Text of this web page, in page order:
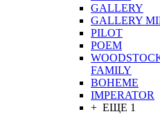
GALLERY
GALLERY
PILOT
POEM
FAMILY
BOHEME
IMPERATOR
+ ЕЩЕ 1